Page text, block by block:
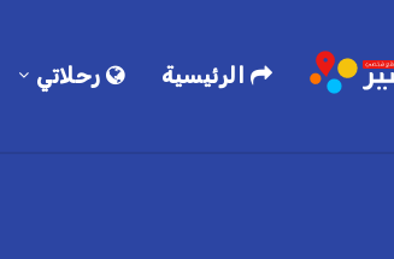
الرئيسية رحلاتي